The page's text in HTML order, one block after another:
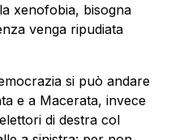
xenofobia, bisogna
venga ripudiata
si può andare
e a Macerata, invece
di destra col